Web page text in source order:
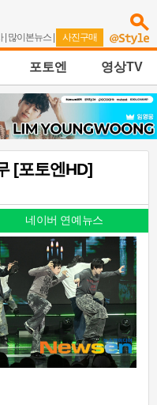
| 많이본뉴스 | 사진구매
포토엔 영상TV
[포토엔HD]
네이버 연예뉴스